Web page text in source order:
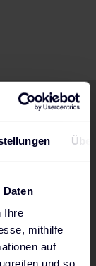
Ihre
mithilfe
auf
und so